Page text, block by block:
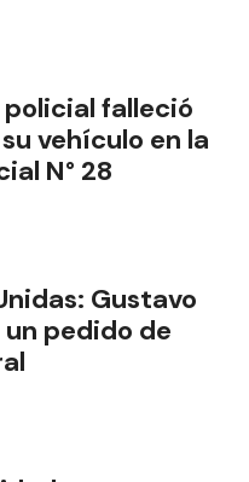
falleció
vehículo en la
N° 28
Gustavo
pedido de